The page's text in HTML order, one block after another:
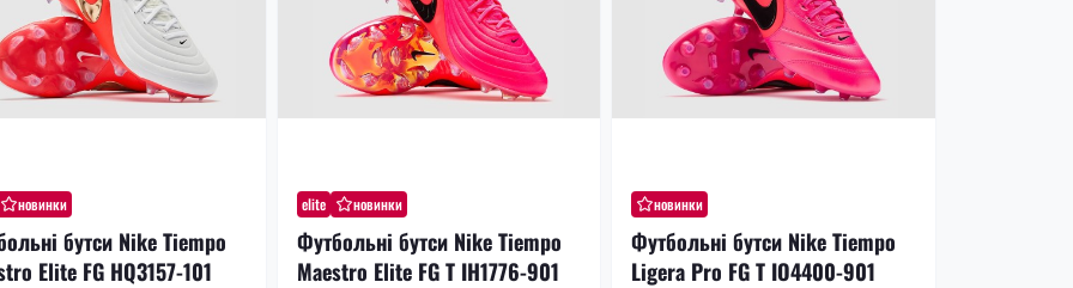
новинки
бутси Nike Tiempo
Elite FG HQ3157-101
elite новинки
Футбольні бутси Nike Tiempo
Maestro Elite FG T IH1776-901
новинки
Футбольні бутси Nike Tiempo
Ligera Pro FG T IO4400-901